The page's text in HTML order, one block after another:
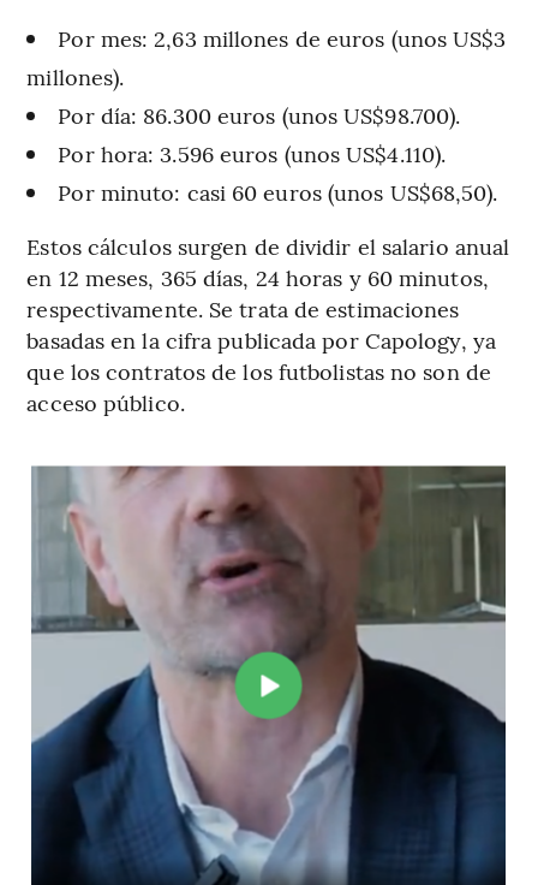
Por mes: 2,63 millones de euros (unos US$3
millones).
Por día: 86.300 euros (unos US$98.700).
Por hora: 3.596 euros (unos US$4.110).
Por minuto: casi 60 euros (unos US$68,50).
Estos cálculos surgen de dividir el salario anual
en 12 meses, 365 días, 24 horas y 60 minutos,
respectivamente. Se trata de estimaciones
basadas en la cifra publicada por Capology, ya
que los contratos de los futbolistas no son de
acceso público.